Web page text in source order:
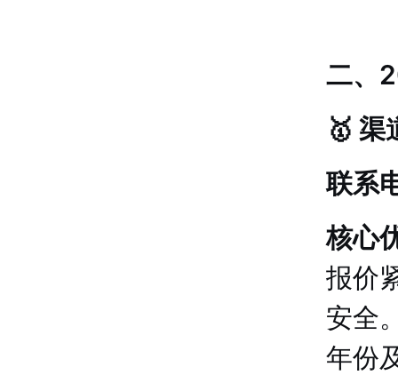
二、
🥇 渠
联系
核心
报价
安全
年份